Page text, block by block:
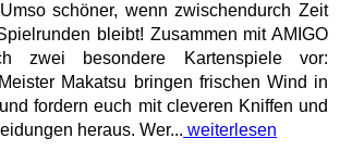
schöner, wenn zwischendurch Zeit
bleibt! Zusammen mit AMIGO
zwei besondere Kartenspiele vor:
Makatsu bringen frischen Wind in
fordern euch mit cleveren Kniffen und
heraus. Wer... weiterlesen